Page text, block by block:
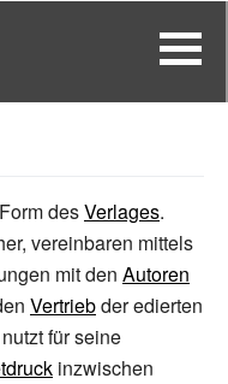
desVerlages.
vereinbaren mittels
mit den Autoren
Vertriebder edierten
für seine
inzwischen